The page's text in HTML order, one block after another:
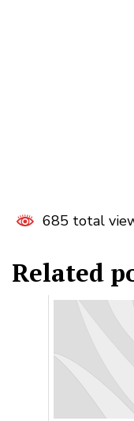
685 total
Related